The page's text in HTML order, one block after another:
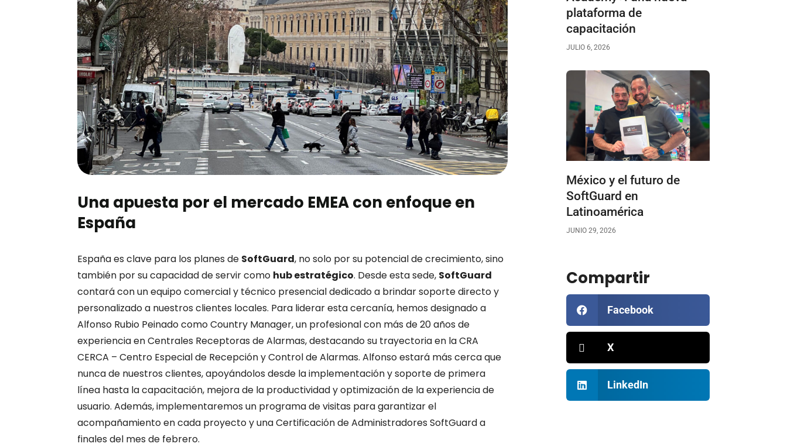
Una apuesta por el mercado EMEA con enfoque en
España
España es clave para los planes de SoftGuard, no solo por su potencial de crecimiento, sino
también por su capacidad de servir como hub estratégico. Desde esta sede, SoftGuard
contará con un equipo comercial y técnico presencial dedicado a brindar soporte directo y
personalizado a nuestros clientes locales. Para liderar esta cercanía, hemos designado a
Alfonso Rubio Peinado como Country Manager, un profesional con más de 20 años de
experiencia en Centrales Receptoras de Alarmas, destacando su trayectoria en la CRA
CERCA – Centro Especial de Recepción y Control de Alarmas. Alfonso estará más cerca que
nunca de nuestros clientes, apoyándolos desde la implementación y soporte de primera
línea hasta la capacitación, mejora de la productividad y optimización de la experiencia de
usuario. Además, implementaremos un programa de visitas para garantizar el
acompañamiento en cada proyecto y una Certificación de Administradores SoftGuard a
finales del mes de febrero.
plataforma de
capacitación
JULIO 6, 2026
México y el futuro de
SoftGuard en
Latinoamérica
JUNIO 29, 2026
Compartir
Facebook
X
LinkedIn